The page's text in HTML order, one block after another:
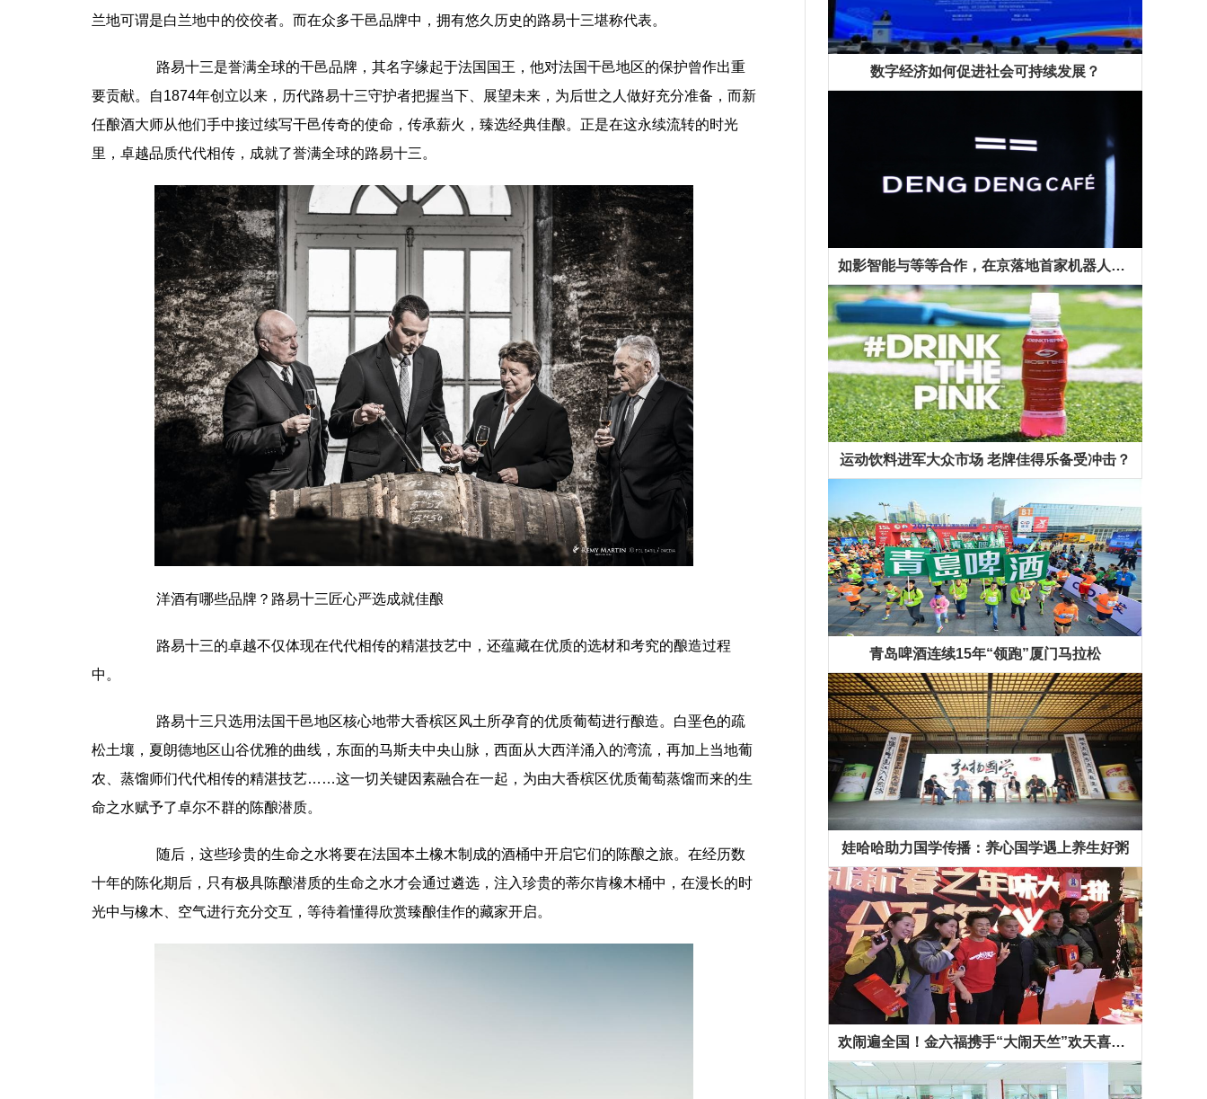
兰地可谓是白兰地中的佼佼者。而在众多干邑品牌中，拥有悠久历史的路易十三堪称代表。
路易十三是誉满全球的干邑品牌，其名字缘起于法国国王，他对法国干邑地区的保护曾作出重
要贡献。自1874年创立以来，历代路易十三守护者把握当下、展望未来，为后世之人做好充分准备，而新
任酿酒大师从他们手中接过续写干邑传奇的使命，传承薪火，臻选经典佳酿。正是在这永续流转的时光
里，卓越品质代代相传，成就了誉满全球的路易十三。
洋酒有哪些品牌？路易十三匠心严选成就佳酿
路易十三的卓越不仅体现在代代相传的精湛技艺中，还蕴藏在优质的选材和考究的酿造过程
中。
路易十三只选用法国干邑地区核心地带大香槟区风土所孕育的优质葡萄进行酿造。白垩色的疏
松土壤，夏朗德地区山谷优雅的曲线，东面的马斯夫中央山脉，西面从大西洋涌入的湾流，再加上当地葡
农、蒸馏师们代代相传的精湛技艺……这一切关键因素融合在一起，为由大香槟区优质葡萄蒸馏而来的生
命之水赋予了卓尔不群的陈酿潜质。
随后，这些珍贵的生命之水将要在法国本土橡木制成的酒桶中开启它们的陈酿之旅。在经历数
十年的陈化期后，只有极具陈酿潜质的生命之水才会通过遴选，注入珍贵的蒂尔肯橡木桶中，在漫长的时
光中与橡木、空气进行充分交互，等待着懂得欣赏臻酿佳作的藏家开启。
数字经济如何促进社会可持续发展？
如影智能与等等合作，在京落地首家机器人咖啡馆
运动饮料进军大众市场 老牌佳得乐备受冲击？
青岛啤酒连续15年“领跑”厦门马拉松
娃哈哈助力国学传播：养心国学遇上养生好粥
欢闹遍全国！金六福携手“大闹天竺”欢天喜地拜早年！